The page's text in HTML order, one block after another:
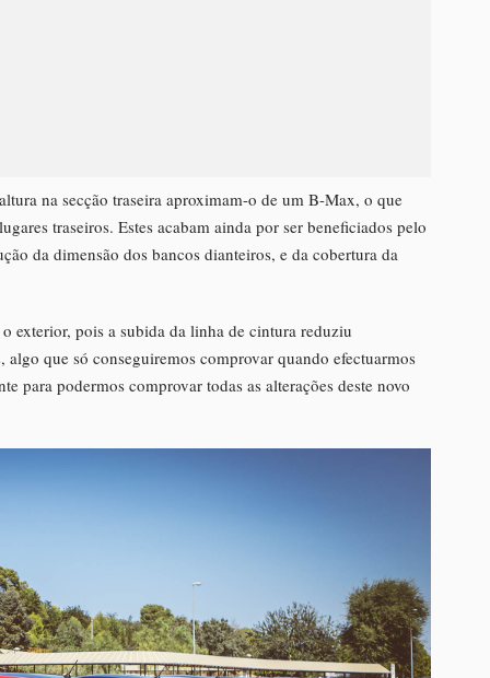
na secção traseira aproximam-o de um B-Max, o que
traseiros. Estes acabam ainda por ser beneficiados pelo
da dimensão dos bancos dianteiros, e da cobertura da
exterior, pois a subida da linha de cintura reduziu
algo que só conseguiremos comprovar quando efectuarmos
para podermos comprovar todas as alterações deste novo